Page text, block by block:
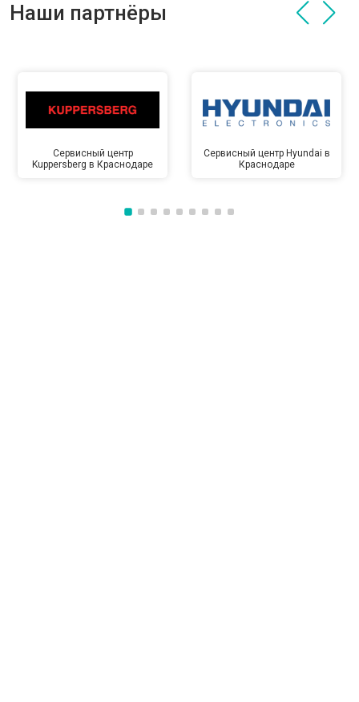
Наши партнёры
Сервисный центр
Kuppersberg в Краснодаре
Сервисный центр Hyundai в
Краснодаре